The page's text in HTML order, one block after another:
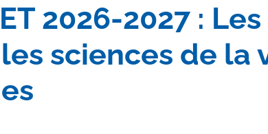
2026-2027 :
sciences de